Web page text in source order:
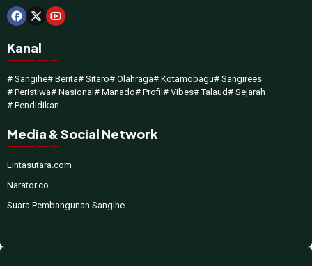
Kanal
# Sangihe# Berita# Sitaro# Olahraga# Kotamobagu# Sangirees
# Peristiwa# Nasional# Manado# Profil# Vibes# Talaud# Sejarah
# Pendidikan
Media & Social Network
Lintasutara.com
Narator.co
Suara Pembangunan Sangihe